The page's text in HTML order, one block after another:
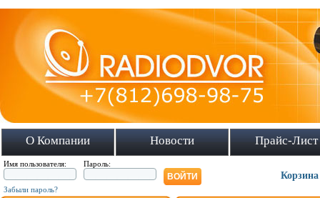
О Компании Новости Прайс-Лист
Имя пользователя: Пароль:
Забыли пароль?
Корзина